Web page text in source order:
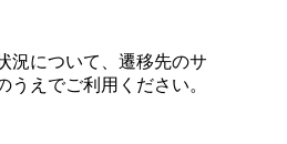
況について、遷移先のサ
うえでご利用ください。